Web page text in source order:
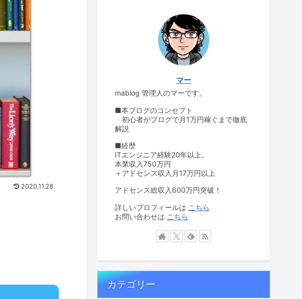
2020.11.28
マー
mablog 管理人のマーです。
■本ブログのコンセプト
初心者がブログで月1万円稼ぐまで徹底
解説
■経歴
ITエンジニア経験20年以上。
本業収入750万円
＋アドセンス収入月17万円以上
アドセンス総収入600万円突破！
詳しいプロフィールは こちら
お問い合わせは こちら
カテゴリー